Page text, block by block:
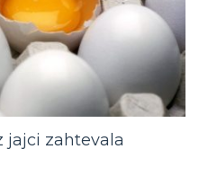
jajci zahtevala